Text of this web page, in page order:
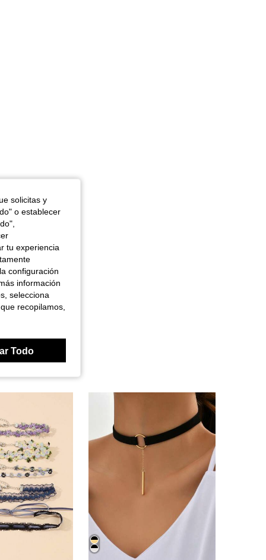
solicitas y
o establecer
tu experiencia
configuración
información
selecciona
recopilamos,
Todo